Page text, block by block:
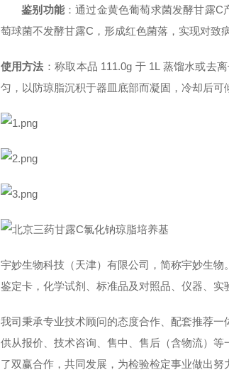
鉴别功能：通过金黄色葡萄求菌发酵甘露C
萄球菌不发酵甘露C，形成红色菌落，实现对致
使用方法 ：称取本品 111.0g 于 1L 蒸馏水或
匀，以防琼脂沉积于器皿底部而凝固，冷却后可
宇妙生物科技（天津）有限公司，简称宇妙生
鉴定卡，化学试剂、标准品及对照品、仪器、实
我司秉承专业技术顾问的态度合作、配套推荐
供从报价、技术咨询、售中、售后（含物流）
了双赢合作，共同发展，为检验检定事业做出努